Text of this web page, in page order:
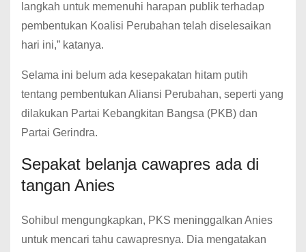
langkah untuk memenuhi harapan publik terhadap
pembentukan Koalisi Perubahan telah diselesaikan
hari ini,” katanya.
Selama ini belum ada kesepakatan hitam putih
tentang pembentukan Aliansi Perubahan, seperti yang
dilakukan Partai Kebangkitan Bangsa (PKB) dan
Partai Gerindra.
Sepakat belanja cawapres ada di
tangan Anies
Sohibul mengungkapkan, PKS meninggalkan Anies
untuk mencari tahu cawapresnya. Dia mengatakan